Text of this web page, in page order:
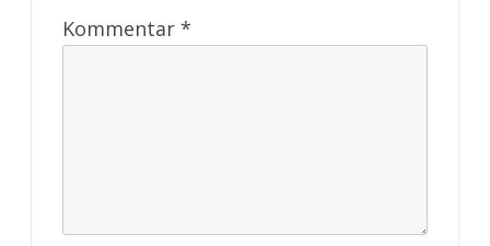
Kommentar *